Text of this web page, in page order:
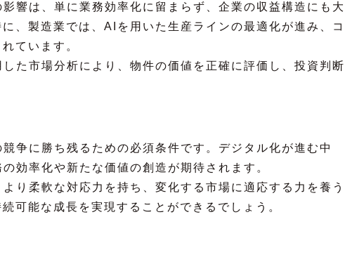
響は、単に業務効率化に留まらず、企業の収益構造にも大
、製造業では、AIを用いた生産ラインの最適化が進み、コ
ています。
た市場分析により、物件の価値を正確に評価し、投資判断
争に勝ち残るための必須条件です。デジタル化が進む中
効率化や新たな価値の創造が期待されます。
り柔軟な対応力を持ち、変化する市場に適応する力を養う
可能な成長を実現することができるでしょう。